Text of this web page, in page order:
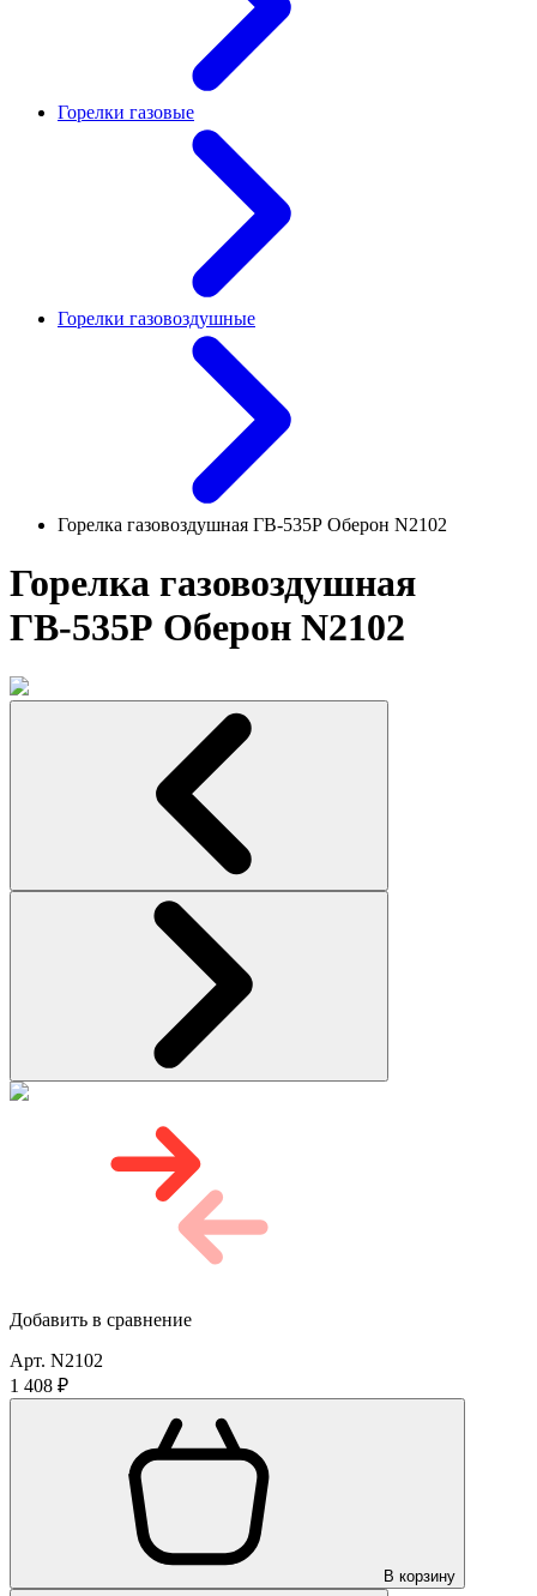
Горелки газовые
Горелки газовоздушные
Горелка газовоздушная ГВ-535Р Оберон N2102
Горелка газовоздушная
ГВ-535Р Оберон N2102
Добавить в сравнение
Арт. N2102
1 408 ₽
В корзину